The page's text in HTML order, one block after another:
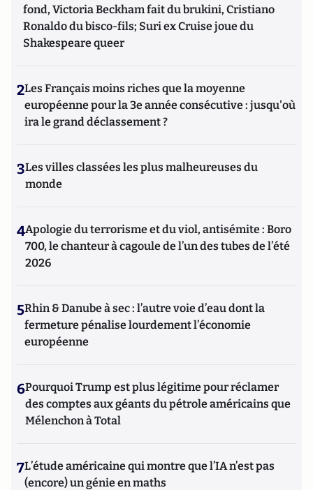
fond, Victoria Beckham fait du brukini, Cristiano
Ronaldo du bisco-fils; Suri ex Cruise joue du
Shakespeare queer
2Les Français moins riches que la moyenne
européenne pour la 3e année consécutive : jusqu'où
ira le grand déclassement ?
3Les villes classées les plus malheureuses du
monde
4Apologie du terrorisme et du viol, antisémite : Boro
700, le chanteur à cagoule de l’un des tubes de l’été
2026
5Rhin & Danube à sec : l’autre voie d’eau dont la
fermeture pénalise lourdement l’économie
européenne
6Pourquoi Trump est plus légitime pour réclamer
des comptes aux géants du pétrole américains que
Mélenchon à Total
7L’étude américaine qui montre que l’IA n’est pas
(encore) un génie en maths